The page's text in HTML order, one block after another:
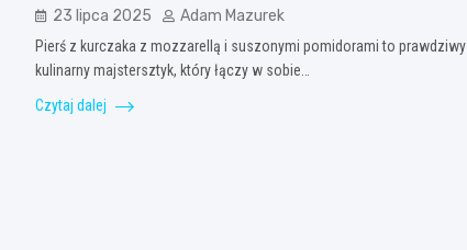
23 lipca 2025 Adam Mazurek
Pierś z kurczaka z mozzarellą i suszonymi pomidorami to prawdziwy
kulinarny majstersztyk, który łączy w sobie…
Czytaj dalej